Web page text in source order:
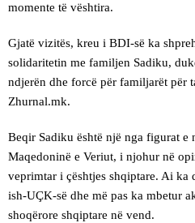
momente të vështira.
Gjatë vizitës, kreu i BDI-së ka
solidaritetin me familjen Sadiku,
ndjerën dhe forcë për familjarët për
Zhurnal.mk.
Beqir Sadiku është një nga figurat e
Maqedoninë e Veriut, i njohur në
veprimtar i çështjes shqiptare. Ai ka
ish-UÇK-së dhe më pas ka mbetur
shoqërore shqiptare në vend.